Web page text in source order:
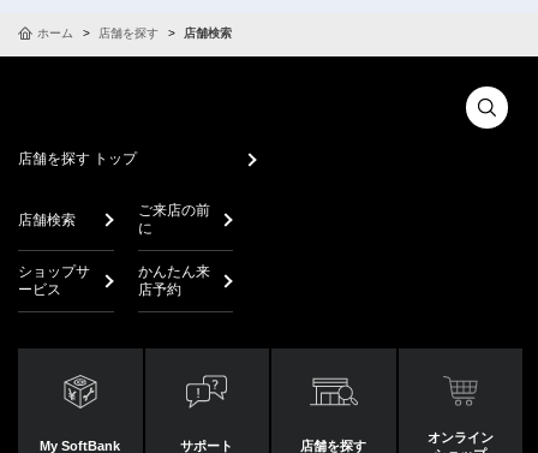
ホーム 店舗を探す 店舗検索
店舗を探す トップ
店舗検索
ご来店の前
に
ショップサ
ービス
かんたん来
店予約
My SoftBank サポート 店舗を探す
オンライン